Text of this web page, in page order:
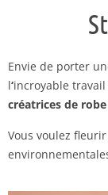
Envie de porter
l‘incroyable travail
créatrices de
Vous voulez